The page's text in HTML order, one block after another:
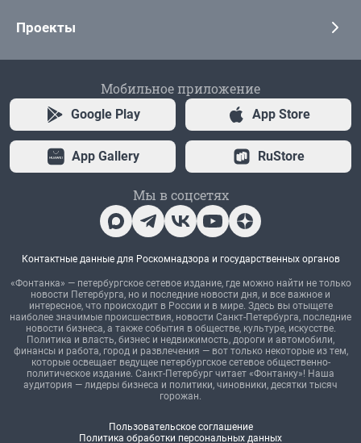
Проекты
Мобильное приложение
Google Play App Store
App Gallery RuStore
Мы в соцсетях
Контактные данные для Роскомнадзора и государственных органов
«Фонтанка» — петербургское сетевое издание, где можно найти не только
новости Петербурга, но и последние новости дня, и все важное и
интересное, что происходит в России и в мире. Здесь вы отыщете
наиболее значимые происшествия, новости Санкт-Петербурга, последние
новости бизнеса, а также события в обществе, культуре, искусстве.
Политика и власть, бизнес и недвижимость, дороги и автомобили,
финансы и работа, город и развлечения — вот только некоторые из тем,
которые освещает ведущее петербургское сетевое общественно-
политическое издание. Санкт-Петербург читает «Фонтанку»! Наша
аудитория — лидеры бизнеса и политики, чиновники, десятки тысяч
горожан.
Пользовательское соглашение
Политика обработки персональных данных